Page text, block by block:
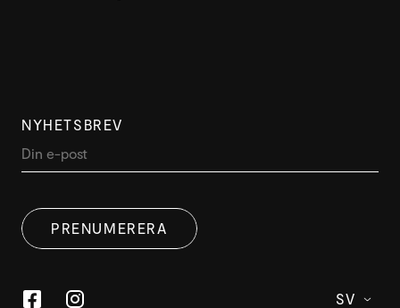
NYHETSBREV
PRENUMERERA
SV